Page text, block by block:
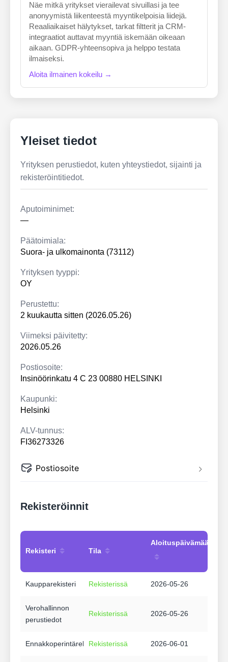
Näe mitkä yritykset vierailevat sivuillasi ja tee
anonyymistä liikenteestä myyntikelpoisia liidejä.
Reaaliaikaiset hälytykset, tarkat filtterit ja CRM-
integraatiot auttavat myyntiä iskemään oikeaan
aikaan. GDPR-yhteensopiva ja helppo testata
ilmaiseksi.
Aloita ilmainen kokeilu →
Yleiset tiedot
Yrityksen perustiedot, kuten yhteystiedot, sijainti ja
rekisteröintitiedot.
Aputoiminimet:
—
Päätoimiala:
Suora- ja ulkomainonta (73112)
Yrityksen tyyppi:
OY
Perustettu:
2 kuukautta sitten (2026.05.26)
Viimeksi päivitetty:
2026.05.26
Postiosoite:
Insinöörinkatu 4 C 23 00880 HELSINKI
Kaupunki:
Helsinki
ALV-tunnus:
FI36273326
Postiosoite
Rekisteröinnit
Rekisteri Tila
Aloituspäivämäärä
Kaupparekisteri Rekisterissä 2026-05-26
Verohallinnon
perustiedot
Rekisterissä 2026-05-26
EnnakkoperintärekisteriRekisterissä 2026-06-01